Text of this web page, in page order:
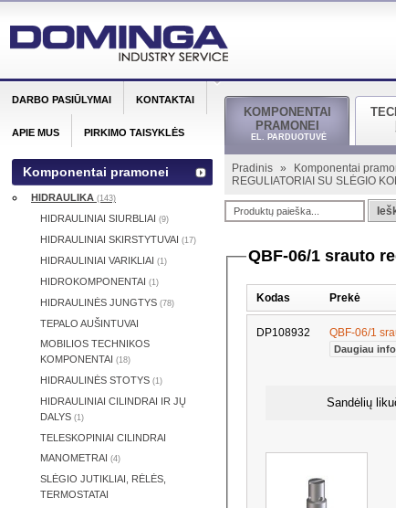
KOMPONENTAI
PRAMONEI
EL. PARDUOTUVĖ
Pradinis » Komponentai
REGULIATORIAI SU SLĖGIO
QBF-06/1 srauto
Kodas Prekė
DP108932 QBF-06/1
Daugiau
Sandėlių
DARBO PASIŪLYMAI KONTAKTAI
APIE MUS PIRKIMO TAISYKLĖS
Komponentai pramonei
HIDRAULIKA (143)
HIDRAULINIAI SIURBLIAI (9)
HIDRAULINIAI SKIRSTYTUVAI (17)
HIDRAULINIAI VARIKLIAI (1)
HIDROKOMPONENTAI (1)
HIDRAULINĖS JUNGTYS (78)
TEPALO AUŠINTUVAI
MOBILIOS TECHNIKOS
KOMPONENTAI (18)
HIDRAULINĖS STOTYS (1)
HIDRAULINIAI CILINDRAI IR JŲ
DALYS (1)
TELESKOPINIAI CILINDRAI
MANOMETRAI (4)
SLĖGIO JUTIKLIAI, RĖLĖS,
TERMOSTATAI